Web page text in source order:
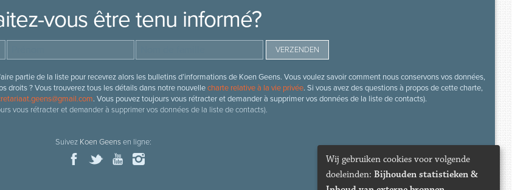
vous être tenu informé?
partie de la liste pour recevrez alors les bulletins d’informations de Koen Geens. Vous voulez savoir comment nous conservons vos données,
droits ? Vous trouverez tous les détails dans notre nouvellecharte relative à la vie privée. Si vous avez des questions à propos de cette charte,
. Vous pouvez toujours vous rétracter et demander à supprimer vos données de la liste de contacts).
vous rétracter et demander à supprimer vos données de la liste de contacts).
Suivez Koen Geensen ligne:
Wij gebruiken cookies voor volgende
doeleinden: Bijhouden statistieken &